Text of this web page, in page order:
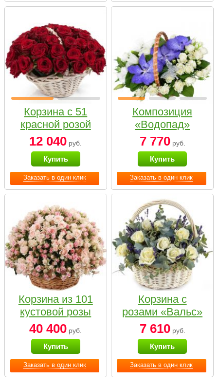
Заказать в один клик
Корзина с 51
красной розой
12 040 руб.
Купить
Заказать в один клик
Композиция
«Водопад»
7 770руб.
Купить
Заказать в один клик
Корзина из 101
кустовой розы
нежных тонов
40 400 руб.
Купить
Заказать в один клик
Корзина с
розами «Вальс»
7 610руб.
Купить